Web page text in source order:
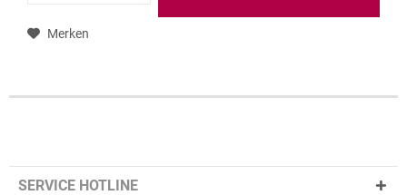
Merken
SERVICE HOTLINE